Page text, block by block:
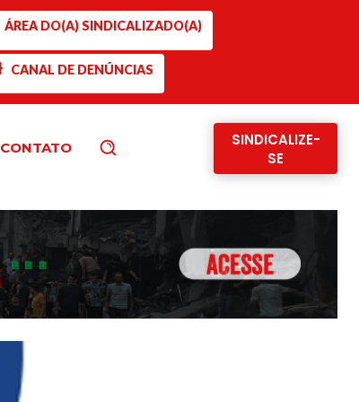
ÁREA DO(A) SINDICALIZADO(A)
CANAL DE DENÚNCIAS
CONTATO
SINDICALIZE-
SE